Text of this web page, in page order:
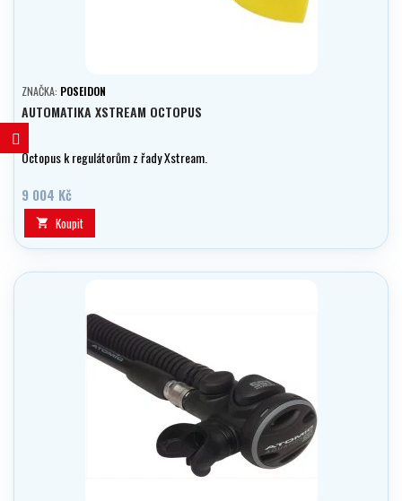
ZNAČKA: POSEIDON
AUTOMATIKA XSTREAM OCTOPUS
Octopus k regulátorům z řady Xstream.
9 004 Kč
 Koupit